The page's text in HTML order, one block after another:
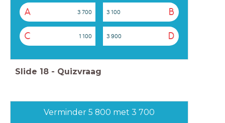
A 3 700 B
3 100
C 1 100 D
3 900
Slide 18 - Quizvraag
Verminder 5 800 met 3 700